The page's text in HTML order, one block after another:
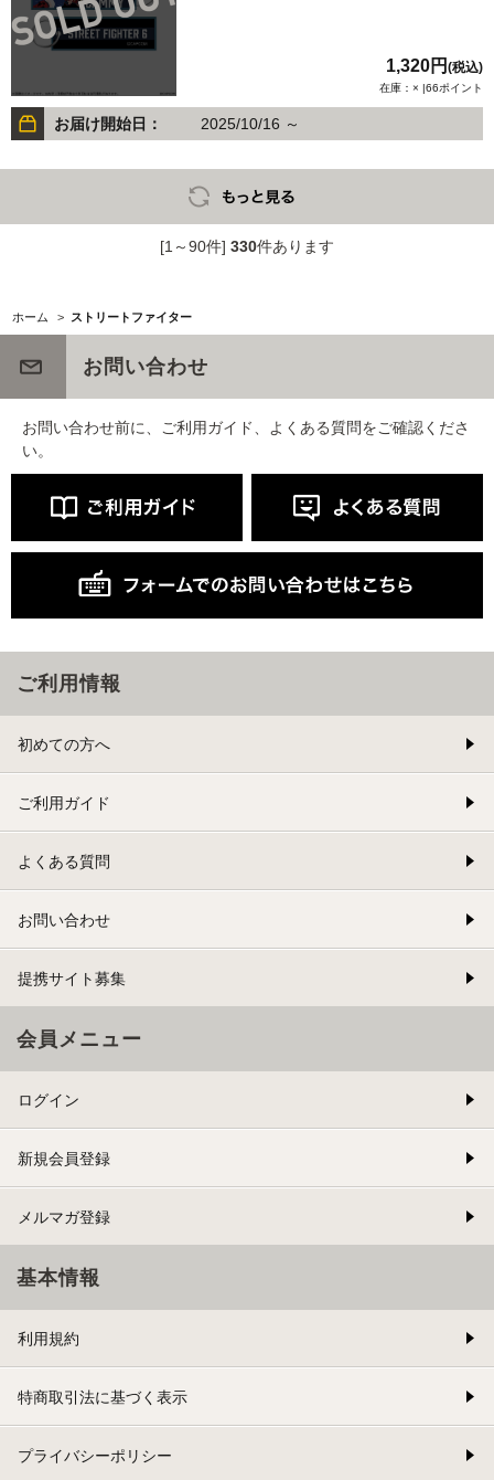
1,320円 (税込)
在庫：× |66ポイント
お届け開始日： 2025/10/16 ～
[1～90件] 330件あります
ホーム > ストリートファイター
お問い合わせ
お問い合わせ前に、ご利用ガイド、よくある質問をご確認くださ
い。
ご利用情報
初めての方へ
ご利用ガイド
よくある質問
お問い合わせ
提携サイト募集
会員メニュー
ログイン
新規会員登録
メルマガ登録
基本情報
利用規約
特商取引法に基づく表示
プライバシーポリシー